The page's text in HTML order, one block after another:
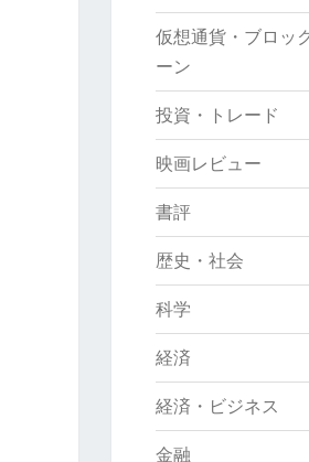
仮想通貨・ブロッ
ーン
投資・トレード
映画レビュー
書評
歴史・社会
科学
経済
経済・ビジネス
金融